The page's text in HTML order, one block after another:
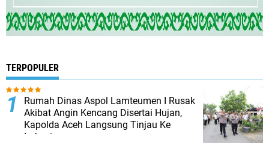
TERPOPULER
Rumah Dinas Aspol Lamteumen I Rusak
Akibat Angin Kencang Disertai Hujan,
Kapolda Aceh Langsung Tinjau Ke
Lokasi